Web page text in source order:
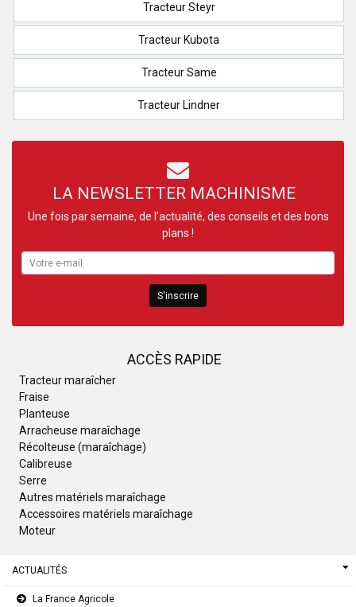
ACCÈS RAPIDE
Tracteur maraîcher
Fraise
Planteuse
Arracheuse maraîchage
Récolteuse (maraîchage)
Calibreuse
Serre
Autres matériels maraîchage
Accessoires matériels maraîchage
Moteur
Tracteur Steyr
Tracteur Kubota
Tracteur Same
Tracteur Lindner
LA NEWSLETTER MACHINISME
Une fois par semaine, de l’actualité, des conseils et des bons
plans !
S'inscrire
ACTUALITÉS
La France Agricole